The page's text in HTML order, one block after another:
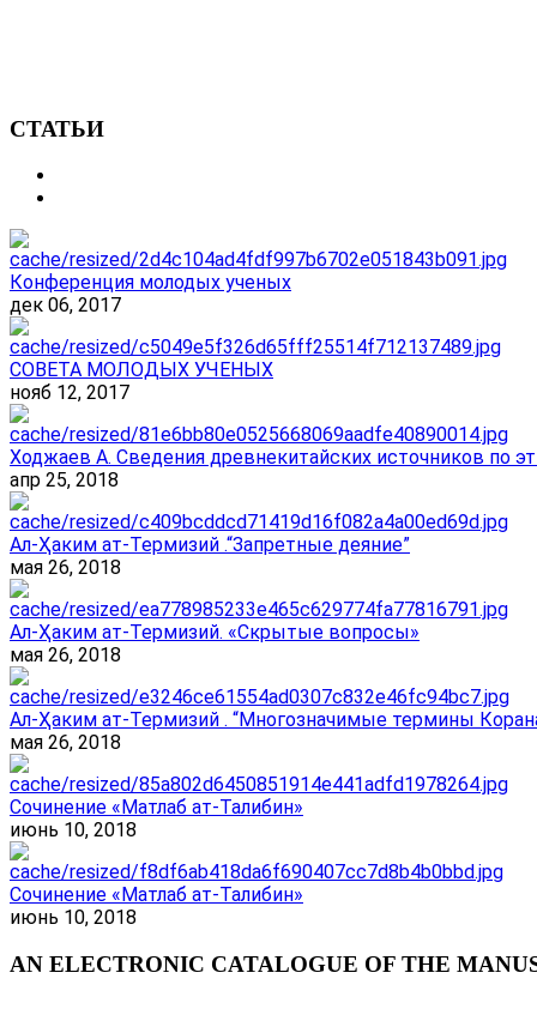
СТАТЬИ
Конференция молодых ученых
дек 06, 2017
СОВЕТА МОЛОДЫХ УЧЕНЫХ
нояб 12, 2017
Ходжаев А. Сведения древнекитайских источников по
апр 25, 2018
Ал-Ҳаким ат-Термизий .“Запретные деяние”
мая 26, 2018
Ал-Ҳаким ат-Термизий. «Скрытые вопросы»
мая 26, 2018
Ал-Ҳаким ат-Термизий . “Многозначимые термины
мая 26, 2018
Сочинение «Матлаб ат-Талибин»
июнь 10, 2018
Сочинение «Матлаб ат-Талибин»
июнь 10, 2018
AN ELECTRONIC CATALOGUE OF THE